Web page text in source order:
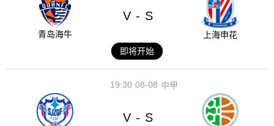
青岛海牛
V - S
上海申花
即将开始
08-08
19:30 中甲
V - S